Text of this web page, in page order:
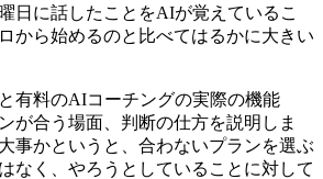
日に話したことをAIが覚えているこ
から始めるのと比べてはるかに大きい
有料のAIコーチングの実際の機能
が合う場面、判断の仕方を説明しま
事かというと、合わないプランを選ぶ
なく、やろうとしていることに対して